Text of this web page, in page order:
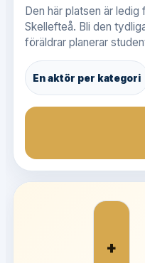
Den här platsen är
Skellefteå. Bli den
föräldrar planerar
En aktör per kategori
+